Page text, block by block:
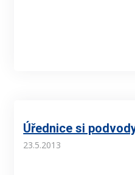
Úřednice si
23.5.2013